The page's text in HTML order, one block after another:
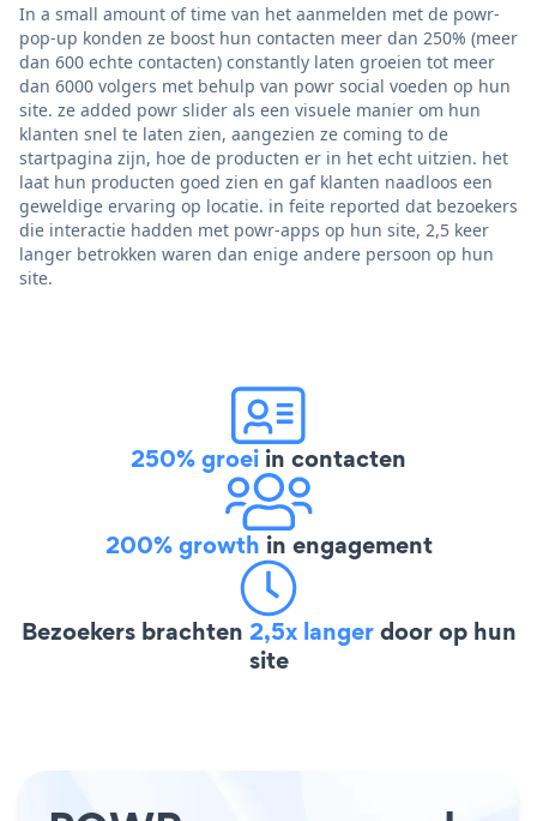
In a small amount of time van het aanmelden met de powr-
pop-up konden ze boost hun contacten meer dan 250% (meer
dan 600 echte contacten) constantly laten groeien tot meer
dan 6000 volgers met behulp van powr social voeden op hun
site. ze added powr slider als een visuele manier om hun
klanten snel te laten zien, aangezien ze coming to de
startpagina zijn, hoe de producten er in het echt uitzien. het
laat hun producten goed zien en gaf klanten naadloos een
geweldige ervaring op locatie. in feite reported dat bezoekers
die interactie hadden met powr-apps op hun site, 2,5 keer
langer betrokken waren dan enige andere persoon op hun
site.
250% groei in contacten
200% growth in engagement
Bezoekers brachten 2,5x langerdoor op hun
site